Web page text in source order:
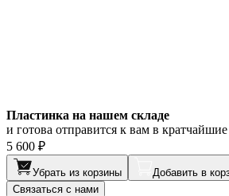
Пластинка на нашем складе
и готова отправится к вам в
5 600 ₽
Убрать из корзины
Добавить в
Связаться с нами